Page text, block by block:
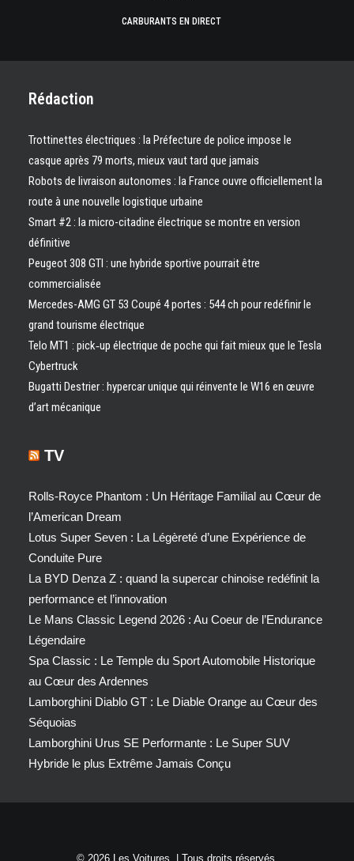
CARBURANTS EN DIRECT
Rédaction
Trottinettes électriques : la Préfecture de police impose le
casque après 79 morts, mieux vaut tard que jamais
Robots de livraison autonomes : la France ouvre officiellement la
route à une nouvelle logistique urbaine
Smart #2 : la micro-citadine électrique se montre en version
définitive
Peugeot 308 GTI : une hybride sportive pourrait être
commercialisée
Mercedes-AMG GT 53 Coupé 4 portes : 544 ch pour redéfinir le
grand tourisme électrique
Telo MT1 : pick‑up électrique de poche qui fait mieux que le Tesla
Cybertruck
Bugatti Destrier : hypercar unique qui réinvente le W16 en œuvre
d’art mécanique
TV
Rolls-Royce Phantom : Un Héritage Familial au Cœur de
l’American Dream
Lotus Super Seven : La Légèreté d’une Expérience de
Conduite Pure
La BYD Denza Z : quand la supercar chinoise redéfinit la
performance et l’innovation
Le Mans Classic Legend 2026 : Au Coeur de l’Endurance
Légendaire
Spa Classic : Le Temple du Sport Automobile Historique
au Cœur des Ardennes
Lamborghini Diablo GT : Le Diable Orange au Cœur des
Séquoias
Lamborghini Urus SE Performante : Le Super SUV
Hybride le plus Extrême Jamais Conçu
© 2026 Les Voitures. | Tous droits réservés.